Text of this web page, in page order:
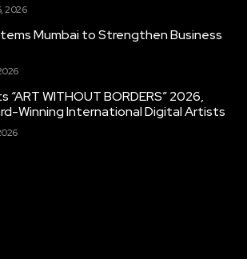
2026
Mumbai to Strengthen Business
WITHOUT BORDERS” 2026,
Winning International Digital Artists